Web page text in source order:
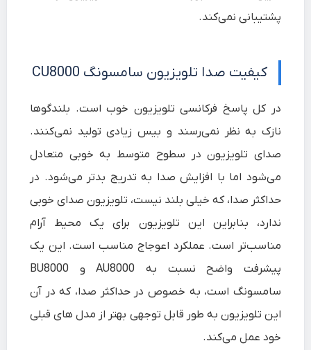
پشتیبانی نمی‌کند.
کیفیت صدا تلویزیون سامسونگ CU8000
در کل پاسخ فرکانسی تلویزیون خوب است. بلندگوها
نازک به نظر نمی‌رسند و بیس زیادی تولید نمی‌کنند.
صدای تلویزیون در سطوح متوسط به خوبی متعادل
می‌شود اما با افزایش صدا به تدریج بدتر می‌شود. در
حداکثر صدا، که خیلی بلند نیست، تلویزیون صدای خوبی
ندارد، بنابراین این تلویزیون برای یک محیط آرام
مناسب‌تر است. عملکرد اعوجاج مناسب است. این یک
پیشرفت واضح نسبت به AU8000 و BU8000
سامسونگ است، به خصوص در حداکثر صدا، که در آن
این تلویزیون به طور قابل توجهی بهتر از مدل های قبلی
خود عمل می‌کند.